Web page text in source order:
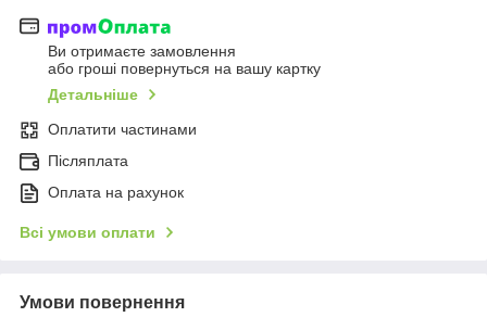
Ви отримаєте замовлення
або гроші повернуться на вашу картку
Детальніше
Оплатити частинами
Післяплата
Оплата на рахунок
Всі умови оплати
Умови повернення